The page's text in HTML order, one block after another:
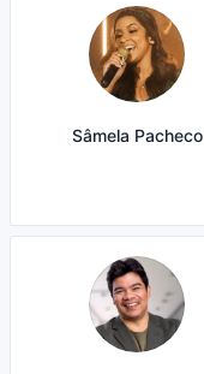
Sâmela Pacheco